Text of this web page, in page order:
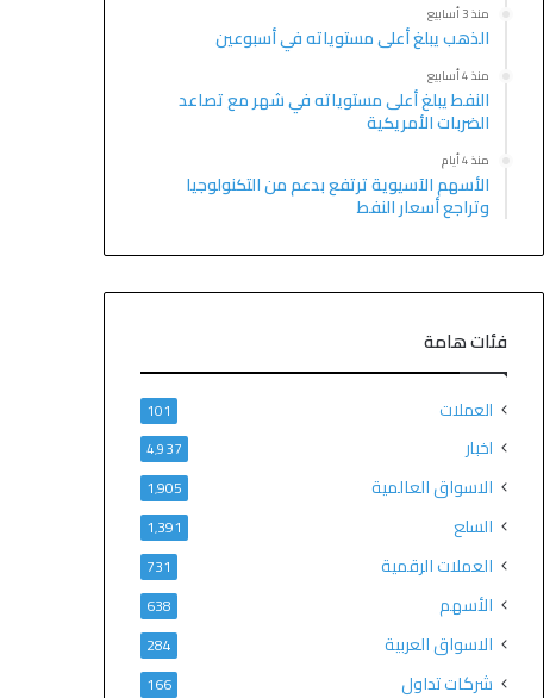
منذ 3 أسابيع
الذهب يبلغ أعلى مستوياته في أسبوعين
منذ 4 أسابيع
النفط يبلغ أعلى مستوياته في شهر مع تصاعد
الضربات الأمريكية
منذ 4 أيام
الأسهم الآسيوية ترتفع بدعم من التكنولوجيا
وتراجع أسعار النفط
فئات هامة
العملات 101
اخبار 4٬937
الاسواق العالمية 1٬905
السلع 1٬391
العملات الرقمية 731
الأسهم 638
الاسواق العربية 284
شركات تداول 166